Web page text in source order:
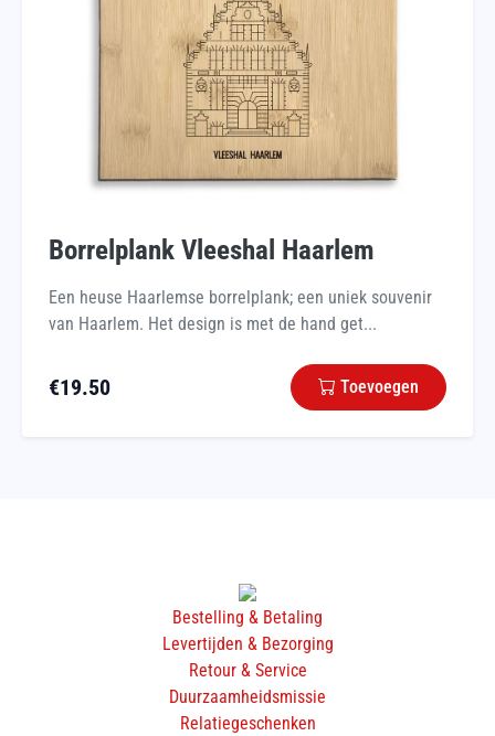
Borrelplank Vleeshal Haarlem
Een heuse Haarlemse borrelplank; een uniek souvenir
van Haarlem. Het design is met de hand get...
€19.50 Toevoegen
Bestelling & Betaling
Levertijden & Bezorging
Retour & Service
Duurzaamheidsmissie
Relatiegeschenken